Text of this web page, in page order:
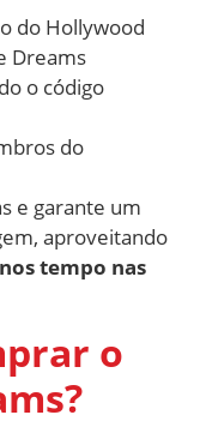
do Hollywood
Dreams
o código
do
e garante um
aproveitando
tempo nas
o